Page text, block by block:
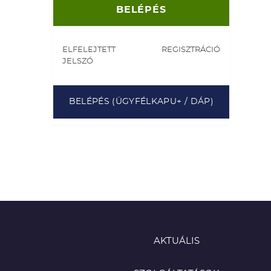
ELFELEJTETT
JELSZÓ
REGISZTRÁCIÓ
BELÉPÉS (ÜGYFÉLKAPU+ / DÁP)
AKTUÁLIS